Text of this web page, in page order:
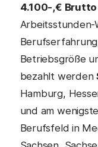
4.100-,€ Brutto
Arbeitsstunden-
Betriebsgröße
bezahlt werden
Hamburg,
und am
Berufsfeld in